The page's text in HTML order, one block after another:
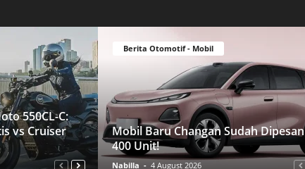
550CL-C:
vs Cruiser
Berita Otomotif - Mobil
Mobil Baru Changan Sudah Dipesan
400 Unit!
Nabilla - 4 August 2026